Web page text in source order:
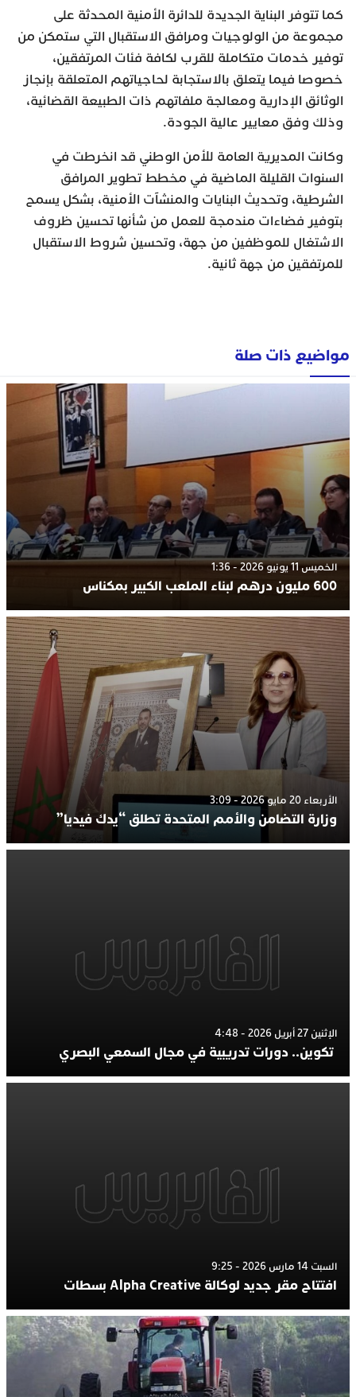
كما تتوفر البناية الجديدة للدائرة الأمنية المحدثة على
مجموعة من الولوجيات ومرافق الاستقبال التي ستمكن من
توفير خدمات متكاملة للقرب لكافة فئات المرتفقين،
خصوصا فيما يتعلق بالاستجابة لحاجياتهم المتعلقة بإنجاز
الوثائق الإدارية ومعالجة ملفاتهم ذات الطبيعة القضائية،
وذلك وفق معايير عالية الجودة.
وكانت المديرية العامة للأمن الوطني قد انخرطت في
السنوات القليلة الماضية في مخطط تطوير المرافق
الشرطية، وتحديث البنايات والمنشآت الأمنية، بشكل يسمح
بتوفير فضاءات مندمجة للعمل من شأنها تحسين ظروف
الاشتغال للموظفين من جهة، وتحسين شروط الاستقبال
للمرتفقين من جهة ثانية.
مواضيع ذات صلة
الخميس 11 يونيو 2026 - 1:36
600 مليون درهم لبناء الملعب الكبير بمكناس
الأربعاء 20 مايو 2026 - 3:09
وزارة التضامن والأمم المتحدة تطلق “يدك فيديا”
الإثنين 27 أبريل 2026 - 4:48
تكوين.. دورات تدريبية في مجال السمعي البصري
السبت 14 مارس 2026 - 9:25
افتتاح مقر جديد لوكالة Alpha Creative بسطات